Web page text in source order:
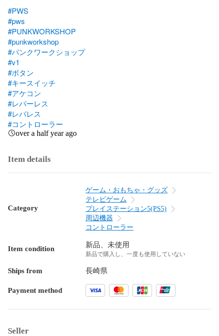
#PWS
#pws
#PUNKWORKSHOP
#punkworkshop
#パンクワークショップ
#v1
#ボタン
#キースイッチ
#アケコン
#レバーレス
#レバレス
#コントローラー
over a half year ago
Item details
Category
ゲーム・おもちゃ・グッズ
テレビゲーム
プレイステーション5(PS5)
周辺機器
コントローラー
Item condition 新品、未使用
新品で購入し、一度も使用していない
Ships from 長崎県
Payment method
Seller